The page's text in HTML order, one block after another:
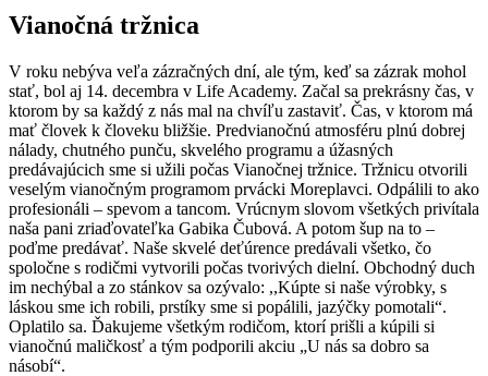
Vianočná tržnica
V roku nebýva veľa zázračných dní, ale tým, keď sa zázrak mohol
stať, bol aj 14. decembra v Life Academy. Začal sa prekrásny čas, v
ktorom by sa každý z nás mal na chvíľu zastaviť. Čas, v ktorom má
mať človek k človeku bližšie. Predvianočnú atmosféru plnú dobrej
nálady, chutného punču, skvelého programu a úžasných
predávajúcich sme si užili počas Vianočnej tržnice. Tržnicu otvorili
veselým vianočným programom prvácki Moreplavci. Odpálili to ako
profesionáli – spevom a tancom. Vrúcnym slovom všetkých privítala
naša pani zriaďovateľka Gabika Čubová. A potom šup na to –
poďme predávať. Naše skvelé deťúrence predávali všetko, čo
spoločne s rodičmi vytvorili počas tvorivých dielní. Obchodný duch
im nechýbal a zo stánkov sa ozývalo: ,,Kúpte si naše výrobky, s
láskou sme ich robili, prstíky sme si popálili, jazýčky pomotali“.
Oplatilo sa. Ďakujeme všetkým rodičom, ktorí prišli a kúpili si
vianočnú maličkosť a tým podporili akciu „U nás sa dobro sa
násobí“.